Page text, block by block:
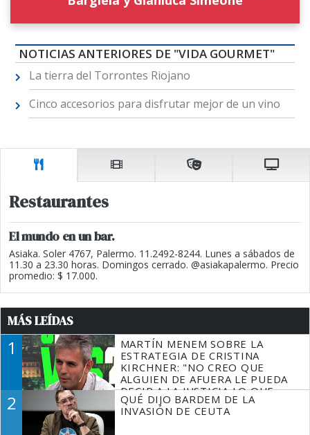
NOTICIAS ANTERIORES DE "VIDA GOURMET"
La tierra del Torrontes Riojano
Cinco accesorios para disfrutar mejor de un vino
Restaurantes
El mundo en un bar.
Asiaka. Soler 4767, Palermo. 11.2492-8244. Lunes a sábados de
11.30 a 23.30 horas. Domingos cerrado. @asiakapalermo. Precio
promedio: $ 17.000.
MÁS LEÍDAS
1
MARTÍN MENEM SOBRE LA
ESTRATEGIA DE CRISTINA
KIRCHNER: "NO CREO QUE
ALGUIEN DE AFUERA LE PUEDA
DECIR A LA JUSTICIA LO QUE
TIENE QUE HACER"
2
QUÉ DIJO BARDEM DE LA
INVASIÓN DE CEUTA